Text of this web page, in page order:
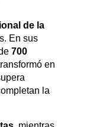
de la
En sus
700
en
la